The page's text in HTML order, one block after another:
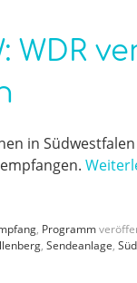
WDR
in
, Programm
, Sendeanlage,